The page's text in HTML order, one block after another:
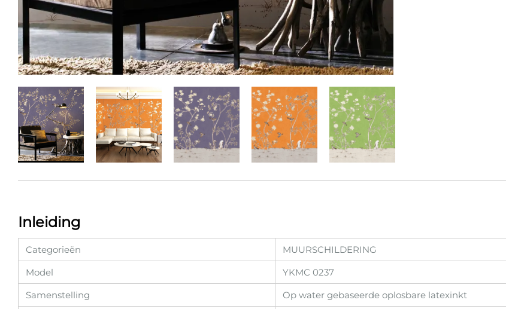
Inleiding
Categorieën
MUURSCHILDERING
Model
YKMC 0237
Samenstelling
Op water gebaseerde oplosbare latexinkt